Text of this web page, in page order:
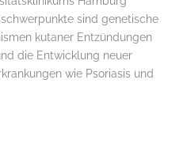
sind genetische
kutaner Entzündungen
die Entwicklung neuer
wie Psoriasis und